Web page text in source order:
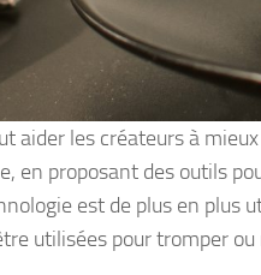
aider les créateurs à
en proposant des outils
est de plus en plus
utilisées pour tromper